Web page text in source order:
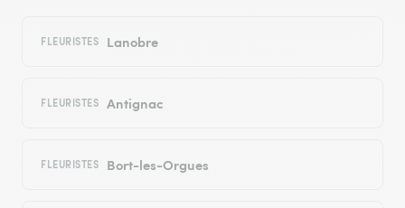
FLEURISTES Lanobre
FLEURISTES Antignac
FLEURISTES Bort-les-Orgues